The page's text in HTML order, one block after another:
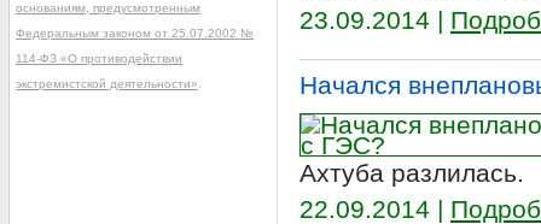
23.09.2014 |
Начался
Ахтуба разлилась.
22.09.2014 |
основаниям, предусмотренным
Федеральным законом от 25.07.2002 №
114-ФЗ «О противодействии
экстремистской деятельности»